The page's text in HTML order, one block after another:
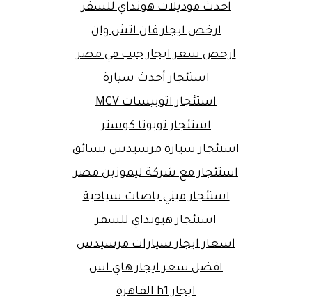
احدث موديلات هونداي للسفر
ارخص ايجار فان اتش وان
ارخص سعر ايجار جيب في مصر
استئجار أحدث سيارة
استئجار اتوبيسات MCV
استئجار تويوتا كوستر
استئجار سيارة مرسيدس بسائق
استئجار مع شركة ليموزين مصر
استئجار ميني باصات سياحية
استئجار هيونداي للسفر
اسعار ايجار سيارات مرسيدس
افضل سعر ايجار هاي اس
ايجار h1 القاهرة